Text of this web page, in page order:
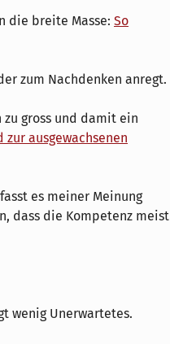
die breite Masse: So
zum Nachdenken anregt.
gross und damit ein
ausgewachsenen
es meiner Meinung
dass die Kompetenz meist
wenig Unerwartetes.